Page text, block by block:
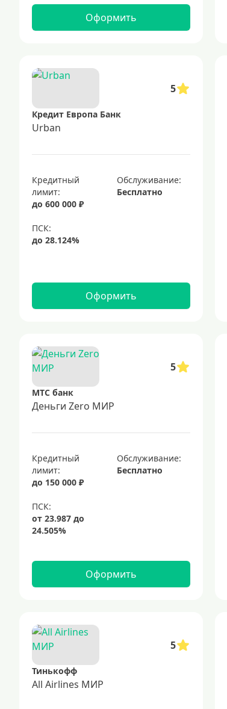
Оформить
5
Кредит Европа Банк
Urban
Кредитный
лимит:
до 600 000 ₽
Обслуживание:
Бесплатно
Оформить
5
МТС банк
Деньги Zero МИР
Кредитный
лимит:
до 150 000 ₽
Обслуживание:
Бесплатно
Оформить
5
Тинькофф
All Airlines МИР